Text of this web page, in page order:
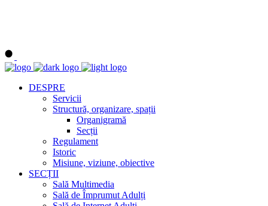
DESPRE
Servicii
Structură, organizare, spații
Organigramă
Secții
Regulament
Istoric
Misiune, viziune, obiective
SECȚII
Sală Multimedia
Sală de Împrumut Adulți